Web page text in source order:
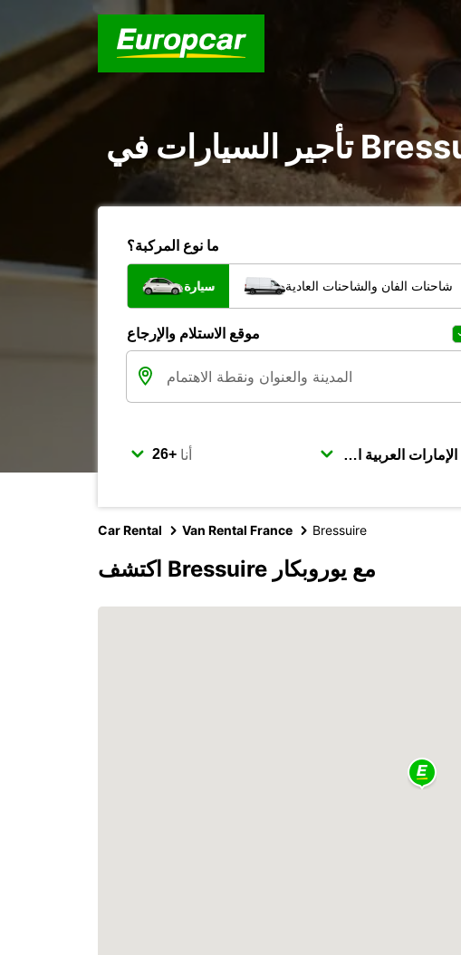
ما نوع المركبة؟
سيارة شاحنات الفان والشاحنات العادية
موقع الاستلام والإرجاع
أنا
Car Rental Van Rental France Bressuire
اكتشف Bressuire مع يوروبكار